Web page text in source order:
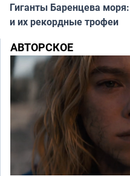
Гиганты Баренцева
и их рекордные трофеи
АВТОРСКОЕ